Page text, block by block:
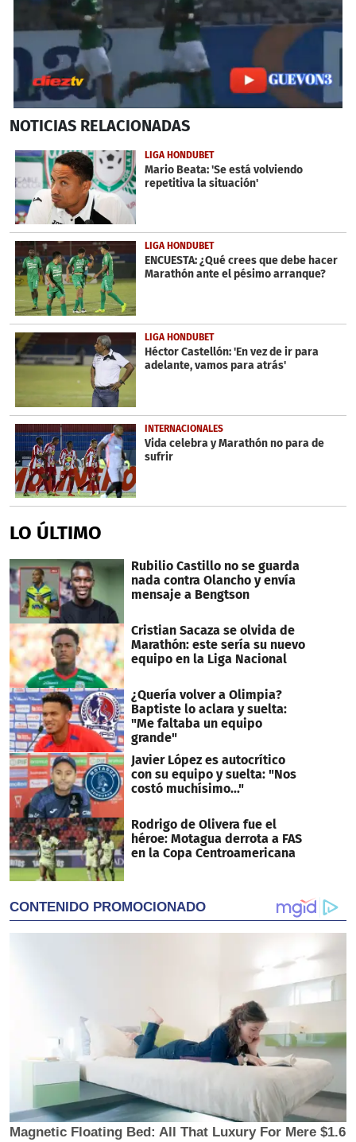
seconds
27
seconds
NOTICIAS RELACIONADAS
LIGA HONDUBET
Mario Beata: 'Se está volviendo
repetitiva la situación'
LIGA HONDUBET
ENCUESTA: ¿Qué crees que debe hacer
Marathón ante el pésimo arranque?
LIGA HONDUBET
Héctor Castellón: 'En vez de ir para
adelante, vamos para atrás'
INTERNACIONALES
Vida celebra y Marathón no para de
sufrir
LO ÚLTIMO
Rubilio Castillo no se guarda
nada contra Olancho y envía
mensaje a Bengtson
Cristian Sacaza se olvida de
Marathón: este sería su nuevo
equipo en la Liga Nacional
¿Quería volver a Olimpia?
Baptiste lo aclara y suelta:
"Me faltaba un equipo
grande"
Javier López es autocrítico
con su equipo y suelta: "Nos
costó muchísimo..."
Rodrigo de Olivera fue el
héroe: Motagua derrota a FAS
en la Copa Centroamericana